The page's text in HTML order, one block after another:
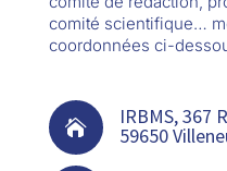
comité scientifique…
coordonnées ci-
 IRBMS, 367
59650